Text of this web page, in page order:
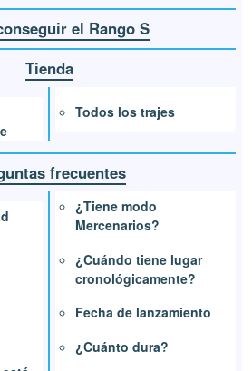
el Rango S
Tienda
Todos los trajes
frecuentes
¿Tiene modo
Mercenarios?
¿Cuándo tiene lugar
cronológicamente?
Fecha de lanzamiento
¿Cuánto dura?